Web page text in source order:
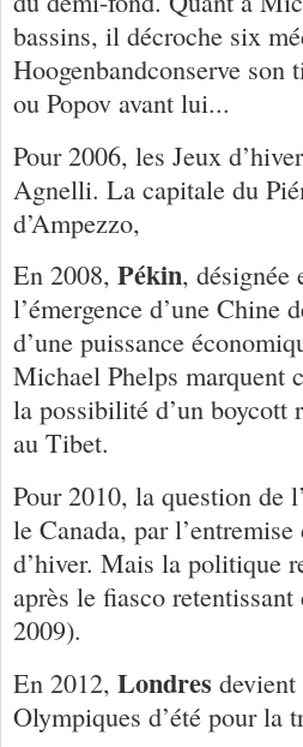
bassins, il décroche six
Hoogenbandconserve
ou Popov avant lui...
Pour 2006, les Jeux
Agnelli. La capitale du
d’Ampezzo,
En 2008, Pékin, désignée
l’émergence d’une Chine
d’une puissance
Michael Phelps marquent
la possibilité d’un boycott
au Tibet.
Pour 2010, la question de
le Canada, par l’entremise
d’hiver. Mais la politique
après le fiasco
2009).
En 2012, Londres
Olympiques d’été pour la